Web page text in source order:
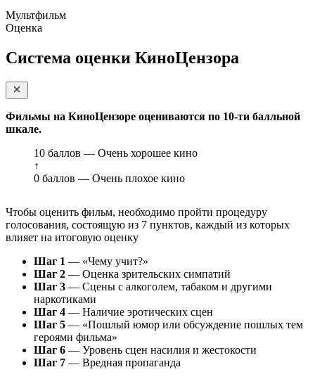
Мультфильм
Оценка
Система оценки КиноЦензора
Фильмы на КиноЦензоре оцениваются по 10-ти балльной
шкале.
10 баллов — Очень хорошее кино
↑
0 баллов — Очень плохое кино
Чтобы оценить фильм, необходимо пройти процедуру
голосования, состоящую из 7 пунктов, каждый из которых
влияет на итоговую оценку
Шаг 1 — «Чему учит?»
Шаг 2 — Оценка зрительских симпатий
Шаг 3 — Сцены с алкоголем, табаком и другими
наркотиками
Шаг 4 — Наличие эротических сцен
Шаг 5 — «Пошлый юмор или обсуждение пошлых тем
героями фильма»
Шаг 6 — Уровень сцен насилия и жестокости
Шаг 7 — Вредная пропаганда